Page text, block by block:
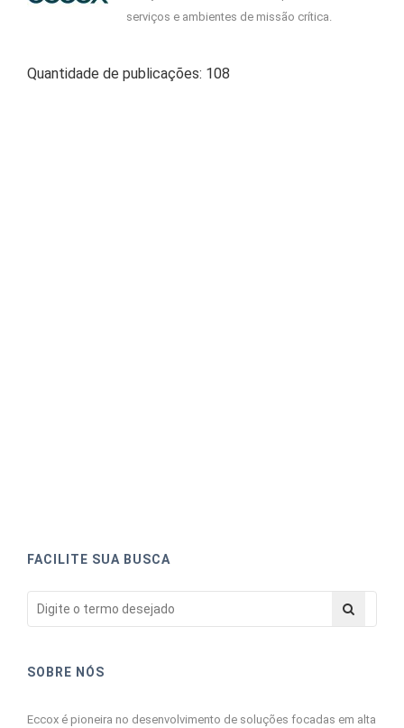
serviços e ambientes de missão crítica.
Quantidade de publicações: 108
FACILITE SUA BUSCA
SOBRE NÓS
Eccox é pioneira no desenvolvimento de soluções focadas em alta